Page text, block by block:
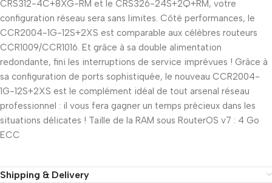
CRS312-4C+8XG-RM et le CRS326-24S+2Q+RM, votre
configuration réseau sera sans limites. Côté performances, le
CCR2004-1G-12S+2XS est comparable aux célèbres routeurs
CCR1009/CCR1016. Et grâce à sa double alimentation
redondante, fini les interruptions de service imprévues ! Grâce à
sa configuration de ports sophistiquée, le nouveau CCR2004-
1G-12S+2XS est le complément idéal de tout arsenal réseau
professionnel : il vous fera gagner un temps précieux dans les
situations délicates ! Taille de la RAM sous RouterOS v7 : 4 Go
ECC
Shipping & Delivery